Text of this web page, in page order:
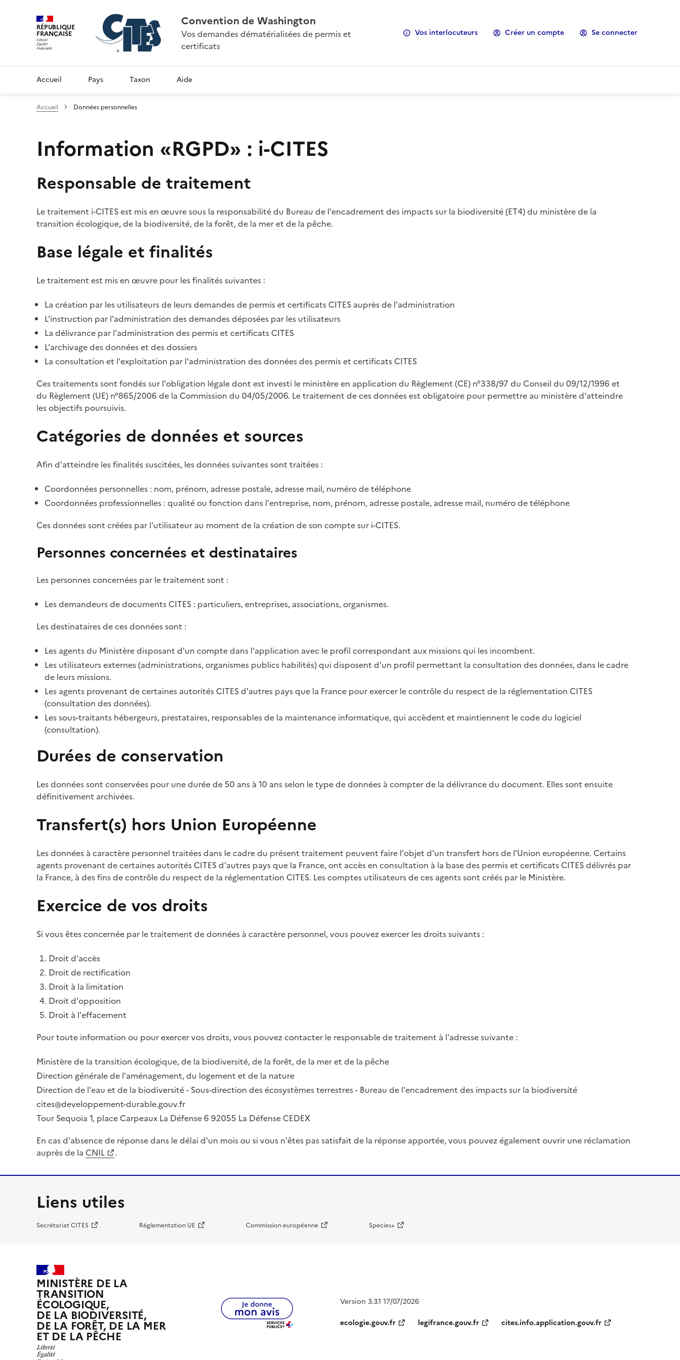
RÉPUBLIQUE
FRANÇAISE
Convention de Washington
Vos demandes dématérialisées de permis et
certificats
Vos interlocuteurs Créer un compte Se connecter
Accueil Pays Taxon Aide
Accueil Données personnelles
Information «RGPD» : i-CITES
Responsable de traitement
Le traitement i-CITES est mis en œuvre sous la responsabilité du Bureau de l'encadrement des impacts sur la biodiversité (ET4) du ministère de la
transition écologique, de la biodiversité, de la forêt, de la mer et de la pêche.
Base légale et finalités
Le traitement est mis en œuvre pour les finalités suivantes :
La création par les utilisateurs de leurs demandes de permis et certificats CITES auprès de l'administration
L'instruction par l'administration des demandes déposées par les utilisateurs
La délivrance par l'administration des permis et certificats CITES
L'archivage des données et des dossiers
La consultation et l'exploitation par l'administration des données des permis et certificats CITES
Ces traitements sont fondés sur l'obligation légale dont est investi le ministère en application du Règlement (CE) n°338/97 du Conseil du 09/12/1996 et
du Règlement (UE) n°865/2006 de la Commission du 04/05/2006. Le traitement de ces données est obligatoire pour permettre au ministère d'atteindre
les objectifs poursuivis.
Catégories de données et sources
Afin d'atteindre les finalités suscitées, les données suivantes sont traitées :
Coordonnées personnelles : nom, prénom, adresse postale, adresse mail, numéro de téléphone
Coordonnées professionnelles : qualité ou fonction dans l'entreprise, nom, prénom, adresse postale, adresse mail, numéro de téléphone
Ces données sont créées par l'utilisateur au moment de la création de son compte sur i-CITES.
Personnes concernées et destinataires
Les personnes concernées par le traitement sont :
Les demandeurs de documents CITES : particuliers, entreprises, associations, organismes.
Les destinataires de ces données sont :
Les agents du Ministère disposant d'un compte dans l'application avec le profil correspondant aux missions qui les incombent.
Les utilisateurs externes (administrations, organismes publics habilités) qui disposent d'un profil permettant la consultation des données, dans le cadre
de leurs missions.
Les agents provenant de certaines autorités CITES d'autres pays que la France pour exercer le contrôle du respect de la réglementation CITES
(consultation des données).
Les sous-traitants hébergeurs, prestataires, responsables de la maintenance informatique, qui accèdent et maintiennent le code du logiciel
(consultation).
Durées de conservation
Les données sont conservées pour une durée de 50 ans à 10 ans selon le type de données à compter de la délivrance du document. Elles sont ensuite
définitivement archivées.
Transfert(s) hors Union Européenne
Les données à caractère personnel traitées dans le cadre du présent traitement peuvent faire l'objet d'un transfert hors de l'Union européenne. Certains
agents provenant de certaines autorités CITES d'autres pays que la France, ont accès en consultation à la base des permis et certificats CITES délivrés par
la France, à des fins de contrôle du respect de la réglementation CITES. Les comptes utilisateurs de ces agents sont créés par le Ministère.
Exercice de vos droits
Si vous êtes concernée par le traitement de données à caractère personnel, vous pouvez exercer les droits suivants :
Droit d'accès
Droit de rectification
Droit à la limitation
Droit d'opposition
Droit à l'effacement
Pour toute information ou pour exercer vos droits, vous pouvez contacter le responsable de traitement à l'adresse suivante :
Ministère de la transition écologique, de la biodiversité, de la forêt, de la mer et de la pêche
Direction générale de l'aménagement, du logement et de la nature
Direction de l'eau et de la biodiversité - Sous-direction des écosystèmes terrestres - Bureau de l'encadrement des impacts sur la biodiversité
cites@developpement-durable.gouv.fr
Tour Sequoia 1, place Carpeaux La Défense 6 92055 La Défense CEDEX
En cas d'absence de réponse dans le délai d'un mois ou si vous n'êtes pas satisfait de la réponse apportée, vous pouvez également ouvrir une réclamation
auprès de la CNIL .
Liens utiles
Secrétariat CITES Réglementation UE Commission européenne Species+
MINISTÈRE DE LA
TRANSITION
ÉCOLOGIQUE,
DE LA BIODIVERSITÉ,
DE LA FORÊT, DE LA MER
ET DE LA PÊCHE
Version 3.3.1 17/07/2026
ecologie.gouv.fr
legifrance.gouv.fr cites.info.application.gouv.fr